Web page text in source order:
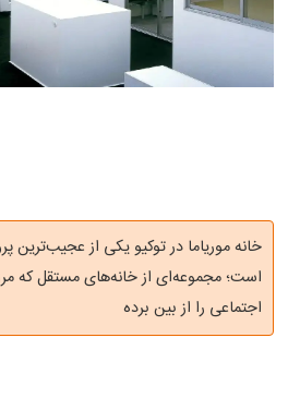
خانه موریاما در توکیو یکی از عجیب‌ترین
است؛ مجموعه‌ای از خانه‌های مستقل که
اجتماعی را از بین برده